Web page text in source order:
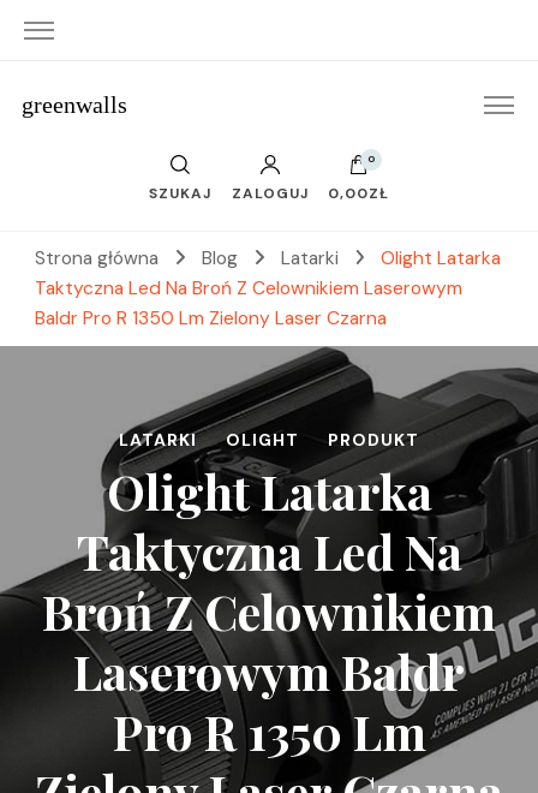
greenwalls
SZUKAJ ZALOGUJ
0
0,00ZŁ
Strona główna Blog Latarki
Olight Latarka
Taktyczna Led Na Broń Z Celownikiem Laserowym
Baldr Pro R 1350 Lm Zielony Laser Czarna
LATARKI OLIGHT PRODUKT
Olight Latarka
Taktyczna Led Na
Broń Z Celownikiem
Laserowym Baldr
Pro R 1350 Lm